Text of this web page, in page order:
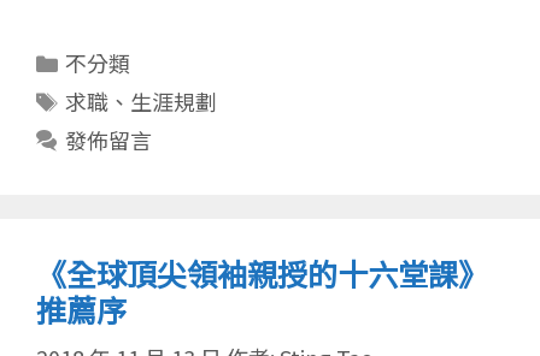
分
類
不分類
標
籤
求職、 生涯規劃
發佈留言
《全球頂尖領袖親授的十六堂課》
推薦序